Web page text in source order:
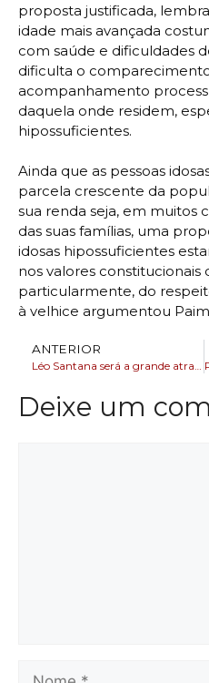
proposta justificada,
idade mais avançada
com saúde e dificuldades
dificulta o
acompanhamento
daquela onde residem,
hipossuficientes.
Ainda que as pessoas
parcela crescente da
sua renda seja, em muitos
das suas famílias, uma
idosas hipossuficientes
nos valores constitucionais
particularmente, do
à velhice argumentou
ANTERIOR
Léo Santana será a grande atração de evento inédito em Salvador
Deixe um